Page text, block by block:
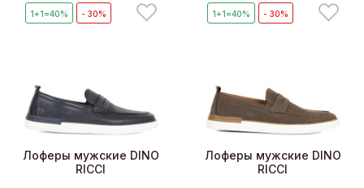
1+1=40% - 30%
Лоферы мужские DINO
RICCI
1+1=40% - 30%
Лоферы мужские DINO
RICCI